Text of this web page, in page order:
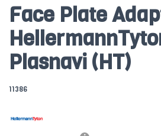
Face Plate
Plasnavi (HT)
11386